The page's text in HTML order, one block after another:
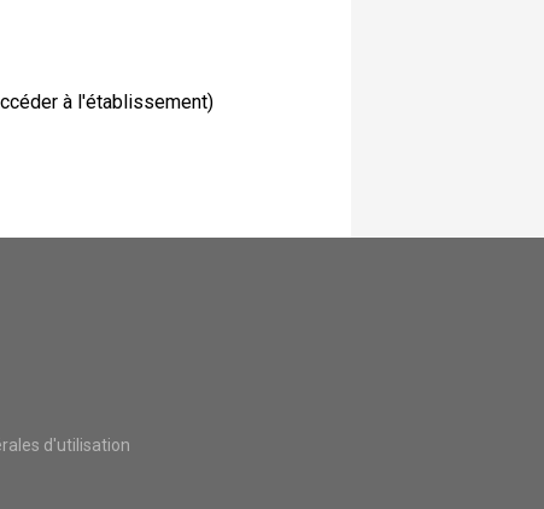
à l'établissement)
d'utilisation